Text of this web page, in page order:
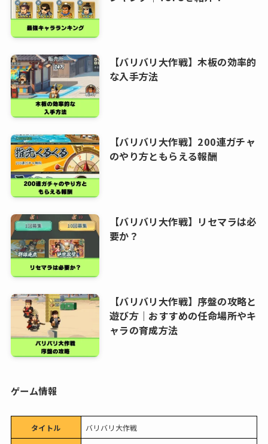
【バリバリ大作戦】木板の効率的
な入手方法
【バリバリ大作戦】200連ガチャ
のやり方ともらえる報酬
【バリバリ大作戦】リセマラは必
要か？
【バリバリ大作戦】序盤の攻略と
遊び方｜おすすめの任命場所やキ
ャラの育成方法
ゲーム情報
タイトル バリバリ大作戦